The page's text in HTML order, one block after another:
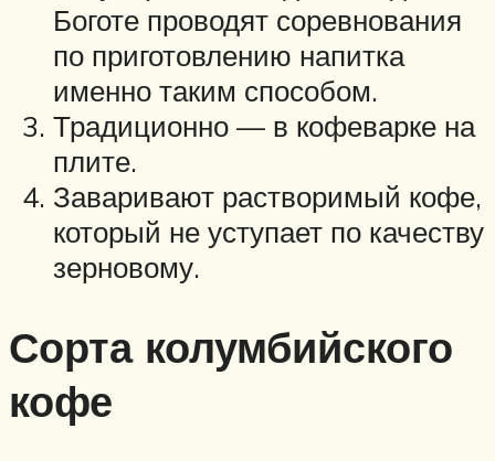
Боготе проводят соревнования
по приготовлению напитка
именно таким способом.
Традиционно — в кофеварке на
плите.
Заваривают растворимый кофе,
который не уступает по качеству
зерновому.
Сорта колумбийского
кофе